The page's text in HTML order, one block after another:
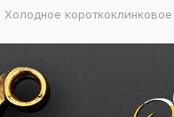
Холодное